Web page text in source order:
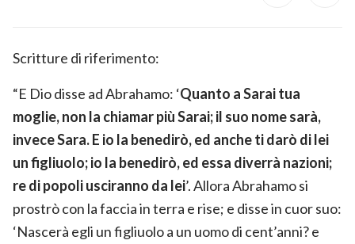
Scritture di riferimento:
“E Dio disse ad Abrahamo: ‘Quanto a Sarai tua
moglie, non la chiamar più Sarai; il suo nome sarà,
invece Sara. E io la benedirò, ed anche ti darò di lei
un figliuolo; io la benedirò, ed essa diverrà nazioni;
re di popoli usciranno da lei’. Allora Abrahamo si
prostrò con la faccia in terra e rise; e disse in cuor suo:
‘Nascerà egli un figliuolo a un uomo di cent’anni? e